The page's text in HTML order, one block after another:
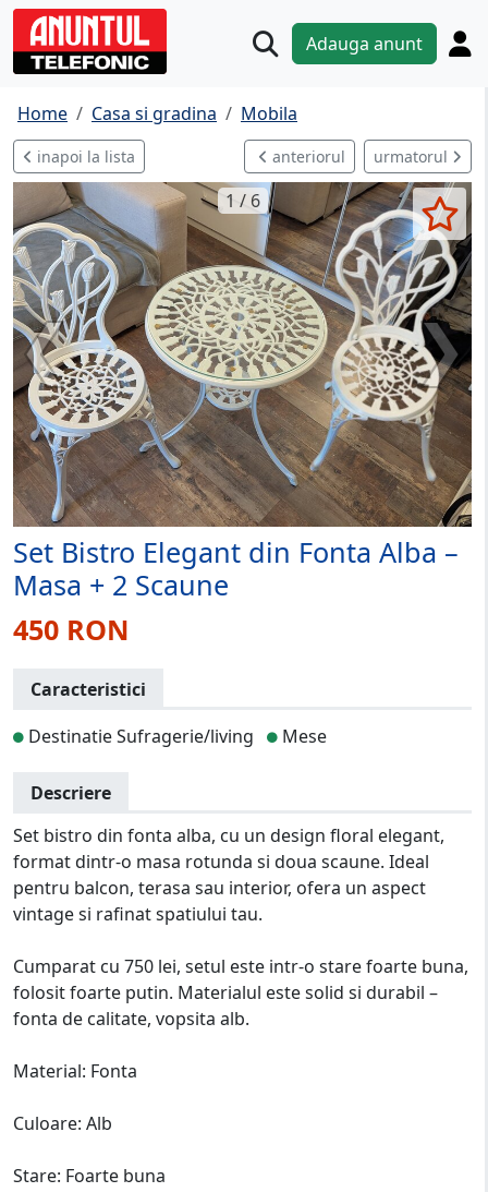
Adauga anunt
Home Casa si gradina Mobila
inapoi la lista anteriorul urmatorul
1 / 6
Set Bistro Elegant din Fonta Alba –
Masa + 2 Scaune
450 RON
Caracteristici
Destinatie Sufragerie/living
Mese
Descriere
Set bistro din fonta alba, cu un design floral elegant,
format dintr-o masa rotunda si doua scaune. Ideal
pentru balcon, terasa sau interior, ofera un aspect
vintage si rafinat spatiului tau.
Cumparat cu 750 lei, setul este intr-o stare foarte buna,
folosit foarte putin. Materialul este solid si durabil –
fonta de calitate, vopsita alb.
Material: Fonta
Culoare: Alb
Stare: Foarte buna